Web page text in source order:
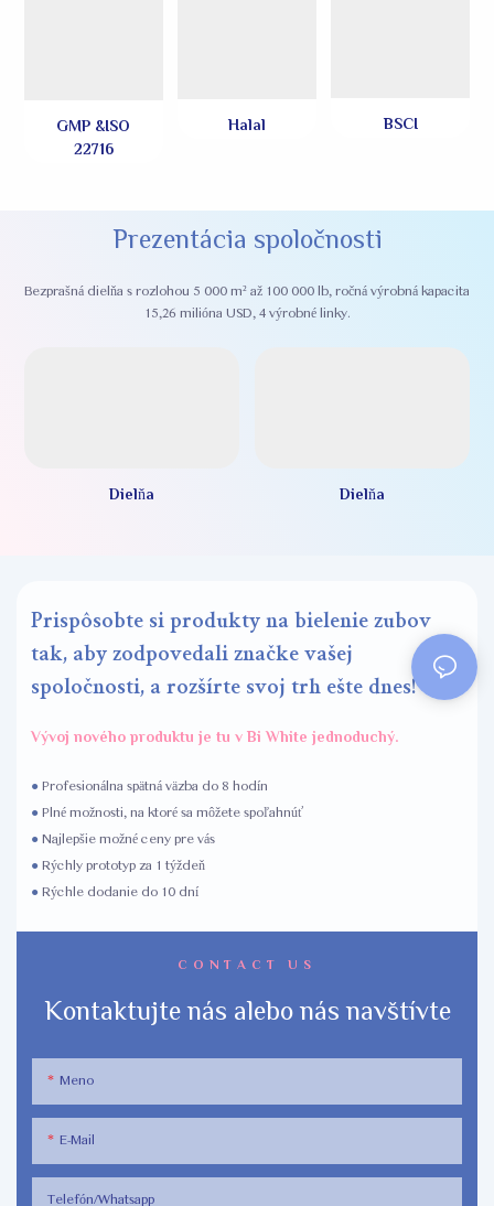
GMP &ISO
22716
Halal BSCI
Prezentácia spoločnosti
Bezprašná dielňa s rozlohou 5 000 m² až 100 000 lb, ročná výrobná kapacita
15,26 milióna USD, 4 výrobné linky.
Dielňa Dielňa
Prispôsobte si produkty na bielenie zubov
tak, aby zodpovedali značke vašej
spoločnosti, a rozšírte svoj trh ešte dnes!
Vývoj nového produktu je tu v Bi White jednoduchý.
● Profesionálna spätná väzba do 8 hodín
● Plné možnosti, na ktoré sa môžete spoľahnúť
● Najlepšie možné ceny pre vás
● Rýchly prototyp za 1 týždeň
● Rýchle dodanie do 10 dní
CONTACT US
Kontaktujte nás alebo nás navštívte
Meno
E-Mail
Telefón/Whatsapp